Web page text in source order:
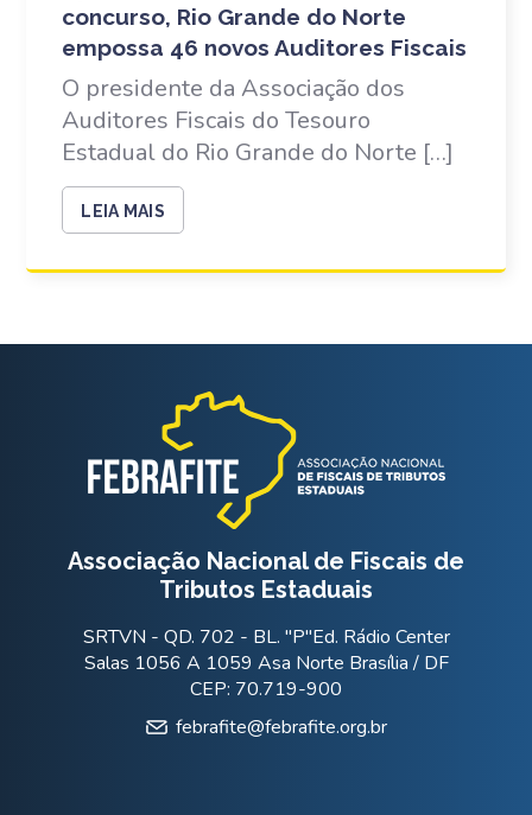
concurso, Rio Grande do Norte
empossa 46 novos Auditores Fiscais
O presidente da Associação dos
Auditores Fiscais do Tesouro
Estadual do Rio Grande do Norte […]
LEIA MAIS
Associação Nacional de Fiscais de
Tributos Estaduais
SRTVN - QD. 702 - BL. "P"Ed. Rádio Center
Salas 1056 A 1059 Asa Norte Brasília / DF
CEP: 70.719-900
febrafite@febrafite.org.br